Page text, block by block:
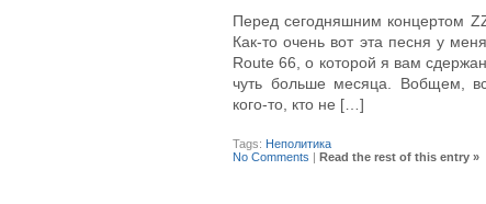
Перед сегодняшним концертом
Как-то очень вот эта песня у
Route 66, о которой я вам
чуть больше месяца. Вобщем,
кого-то, кто не […]
Tags: Неполитика
No Comments | Read the rest of this entry »